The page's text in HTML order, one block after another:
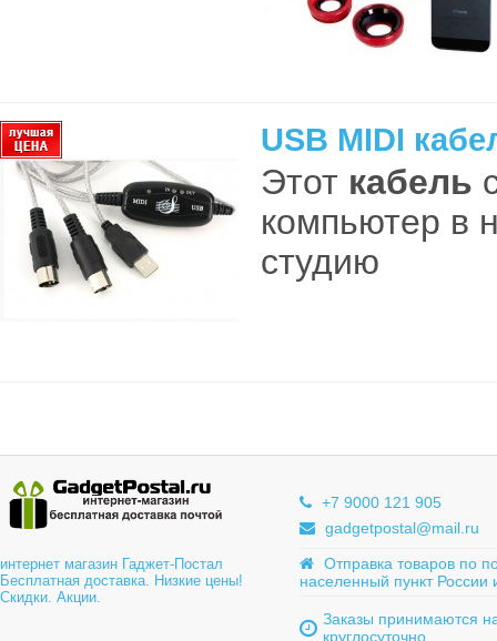
USB MIDI
Этот кабель
компьютер в
студию
интернет магазин Гаджет-Постал
Бесплатная доставка. Низкие цены!
Скидки. Акции.
+7 9000 121 905
gadgetpostal@mail.ru
Отправка товаров по
населенный пункт России
Заказы принимаются
круглосуточно